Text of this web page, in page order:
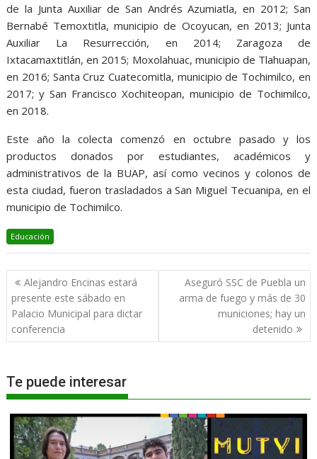
de la Junta Auxiliar de San Andrés Azumiatla, en 2012; San
Bernabé Temoxtitla, municipio de Ocoyucan, en 2013; Junta
Auxiliar La Resurrección, en 2014; Zaragoza de
Ixtacamaxtitlán, en 2015; Moxolahuac, municipio de Tlahuapan,
en 2016; Santa Cruz Cuatecomitla, municipio de Tochimilco, en
2017; y San Francisco Xochiteopan, municipio de Tochimilco,
en 2018.
Este año la colecta comenzó en octubre pasado y los
productos donados por estudiantes, académicos y
administrativos de la BUAP, así como vecinos y colonos de
esta ciudad, fueron trasladados a San Miguel Tecuanipa, en el
municipio de Tochimilco.
Educación
Navegación
de
entradas
Alejandro Encinas estará
presente este sábado en
Palacio Municipal para dictar
conferencia
Aseguró SSC de Puebla un
arma de fuego y más de 30
municiones; hay un
detenido
Te puede interesar